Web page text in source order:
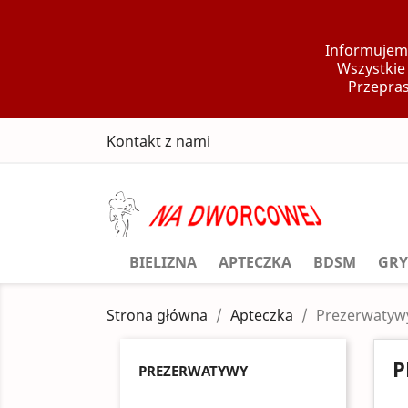
Kontakt z nami
BIELIZNA APTECZKA BDSM GRY
Strona główna Apteczka
PREZERWATYWY